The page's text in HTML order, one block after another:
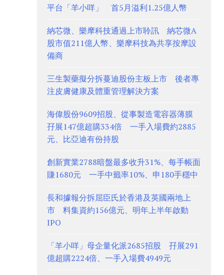
平台「羊小咩」 首5月溢利1.25億人幣
納芯微、樂摩科技通過上市聆訊 納芯微A
股市值211億人幣、樂摩科技為共享按摩設
備商
三生製藥擬分拆蔓迪股份主板上市 後者專
注皮膚健康及體重管理解決方案
海偉股份9609招股、從事製造電容器薄膜
孖展147億超購334倍 一手入場費約2885
元、比亞迪有份持股
創新實業2788暗盤最多收升31%、每手帳面
賺1680元 一手中籤率10%、申180手穩中
長和據報分拆屈臣氏於香港及英國兩地上
市 料集資約156億元、明年上半年啟動
IPO
「羊小咩」母企量化派2685招股 孖展291
億超購2224倍、一手入場費4949元